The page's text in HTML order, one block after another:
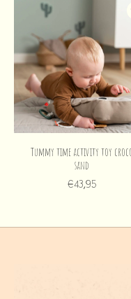
Items van productcarrousel
Tummy time activity toy
sand
€43,95